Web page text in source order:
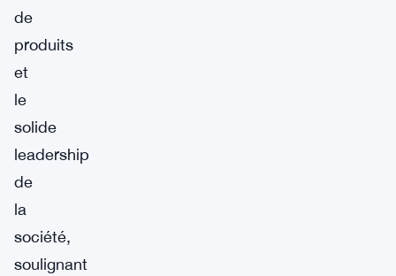
de
produits
et
le
solide
leadership
de
la
société,
soulignant